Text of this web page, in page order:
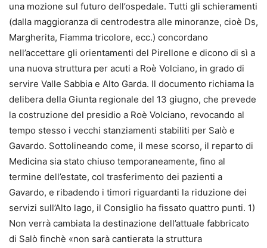
una mozione sul futuro dell’ospedale. Tutti gli schieramenti
(dalla maggioranza di centrodestra alle minoranze, cioè Ds,
Margherita, Fiamma tricolore, ecc.) concordano
nell’accettare gli orientamenti del Pirellone e dicono di sì a
una nuova struttura per acuti a Roè Volciano, in grado di
servire Valle Sabbia e Alto Garda. Il documento richiama la
delibera della Giunta regionale del 13 giugno, che prevede
la costruzione del presidio a Roè Volciano, revocando al
tempo stesso i vecchi stanziamenti stabiliti per Salò e
Gavardo. Sottolineando come, il mese scorso, il reparto di
Medicina sia stato chiuso temporaneamente, fino al
termine dell’estate, col trasferimento dei pazienti a
Gavardo, e ribadendo i timori riguardanti la riduzione dei
servizi sull’Alto lago, il Consiglio ha fissato quattro punti. 1)
Non verrà cambiata la destinazione dell’attuale fabbricato
di Salò finchè «non sarà cantierata la struttura